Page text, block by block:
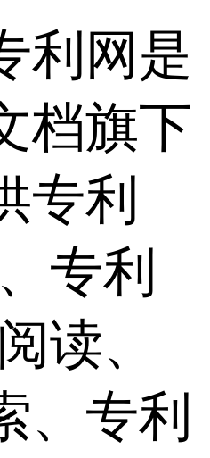
利网是
档旗下
专利
专利
读、
、专利